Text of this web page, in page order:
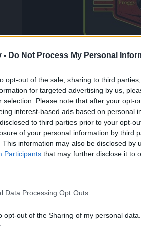
- Do Not Process My Personal
opt-out of the sale, sharing to third
for targeted advertising by us,
selection. Please note that after your opt-
interest-based ads based on personal
to third parties prior to your opt-
of your personal information by third
This information may also be disclosed by
Participants that may further disclose it to
Data Processing Opt Outs
opt-out of the Sharing of my personal data.
bist 'nur' du ausgetreten?
entsprechend der hier